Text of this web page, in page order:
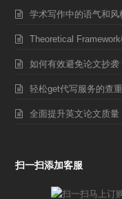
学术写作中的语气和
Theoretical
如何有效避免论文抄袭
轻松get代写服务的查
全面提升英文论文质
扫一扫添加客服